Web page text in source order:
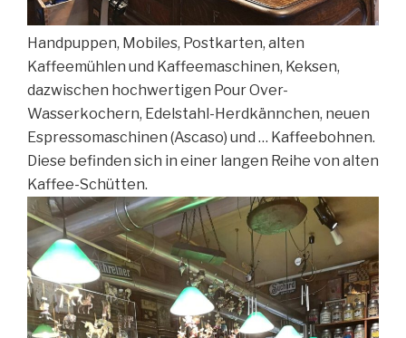
Handpuppen, Mobiles, Postkarten, alten
Kaffeemühlen und Kaffeemaschinen, Keksen,
dazwischen hochwertigen Pour Over-
Wasserkochern, Edelstahl-Herdkännchen, neuen
Espressomaschinen (Ascaso) und … Kaffeebohnen.
Diese befinden sich in einer langen Reihe von alten
Kaffee-Schütten.